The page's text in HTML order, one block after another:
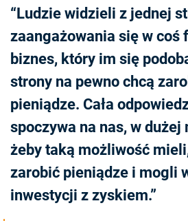
“Ludzie widzieli z jednej
zaangażowania się w coś
biznes, który im się
strony na pewno chcą
pieniądze. Cała
spoczywa na nas, w dużej
żeby taką możliwość
zarobić pieniądze i mogli
inwestycji z zyskiem.”